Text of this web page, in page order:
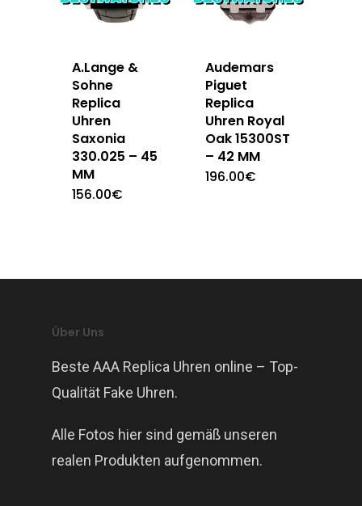
A.Lange &
Sohne
Replica
Uhren
Saxonia
330.025 – 45
MM
156.00€
Audemars
Piguet
Replica
Uhren Royal
Oak 15300ST
– 42 MM
196.00€
Über Uns
Beste AAA Replica Uhren online – Top-
Qualität Fake Uhren.
Alle Fotos hier sind gemäß unseren
realen Produkten aufgenommen.